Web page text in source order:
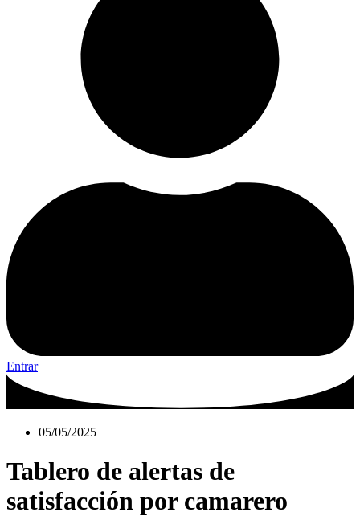
Entrar
05/05/2025
Tablero de alertas de
satisfacción por camarero